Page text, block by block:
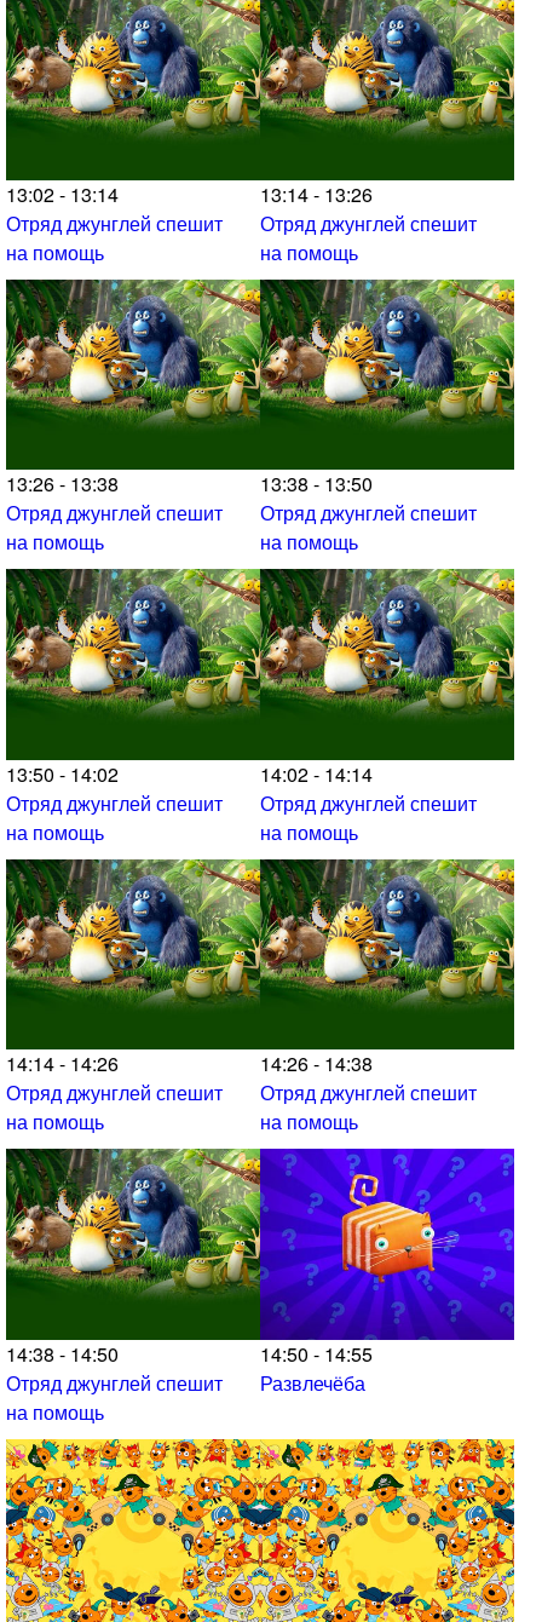
13:02 - 13:14
Отряд джунглей спешит
на помощь
13:14 - 13:26
Отряд джунглей спешит
на помощь
13:26 - 13:38
Отряд джунглей спешит
на помощь
13:38 - 13:50
Отряд джунглей спешит
на помощь
13:50 - 14:02
Отряд джунглей спешит
на помощь
14:02 - 14:14
Отряд джунглей спешит
на помощь
14:14 - 14:26
Отряд джунглей спешит
на помощь
14:26 - 14:38
Отряд джунглей спешит
на помощь
14:38 - 14:50
Отряд джунглей спешит
на помощь
14:50 - 14:55
Развлечёба